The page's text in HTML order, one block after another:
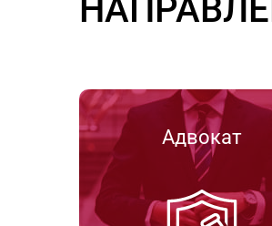
Адвокат